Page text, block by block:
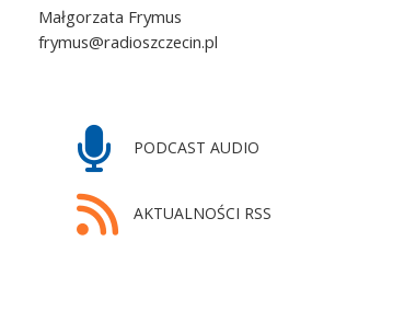
Małgorzata Frymus
frymus@radioszczecin.pl
PODCAST AUDIO
AKTUALNOŚCI RSS